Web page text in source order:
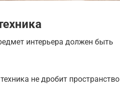
интерьера должен быть
не дробит пространство